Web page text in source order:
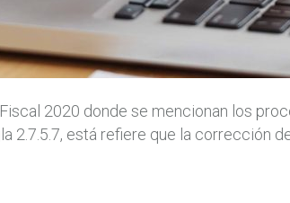
2020 donde se mencionan los
está refiere que la corrección